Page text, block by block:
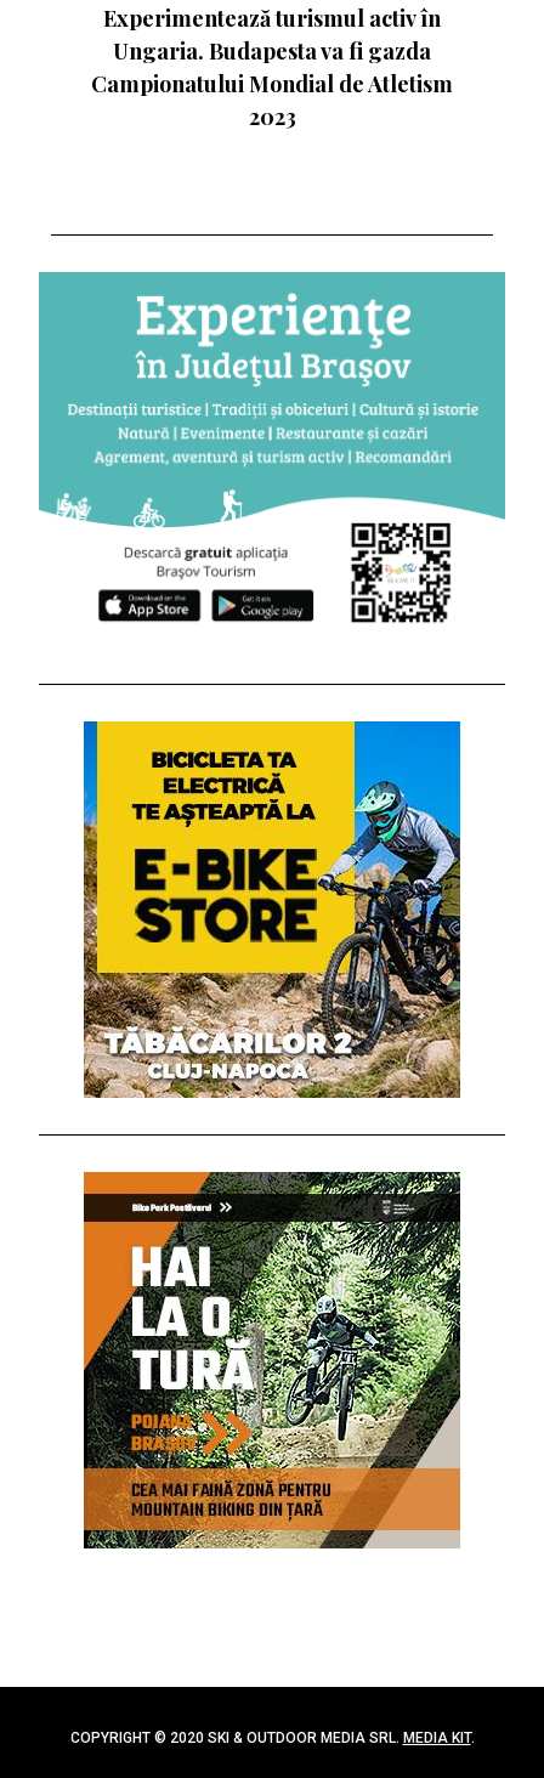
Experimentează turismul activ în
Ungaria. Budapesta va fi gazda
Campionatului Mondial de Atletism
2023
COPYRIGHT © 2020 SKI & OUTDOOR MEDIA SRL. MEDIA KIT.